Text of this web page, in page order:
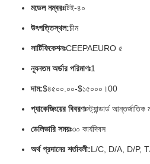
মডেল নম্বরঃটিই-৪০
উৎপত্তিস্থল:চীন
সার্টিফিকেশনঃCEEPAEURO ৫
ন্যূনতম অর্ডার পরিমাণঃ1
দাম:$৪৫০০.০০-$১৫০০০।00
প্যাকেজিংয়ের বিবরণঃস্ট্যান্ডার্ড আন্তর্জাতিক
ডেলিভারি সময়ঃ৩০ কার্যদিবস
অর্থ প্রদানের শর্তাবলী:L/C, D/A, D/P, T/